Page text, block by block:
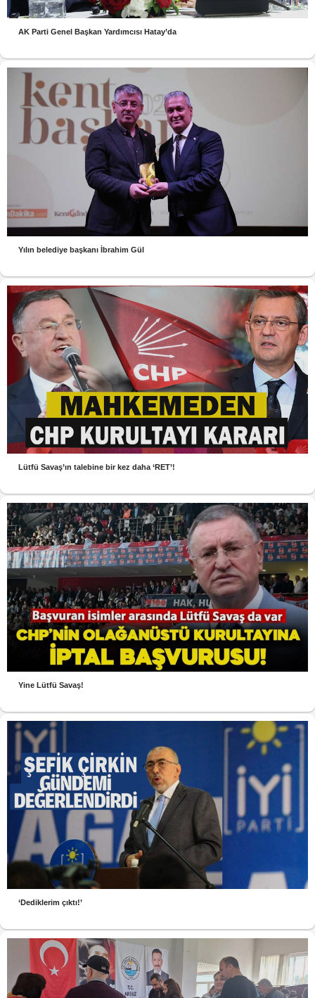
AK Parti Genel Başkan Yardımcısı Hatay’da
Yılın belediye başkanı İbrahim Gül
Lütfü Savaş’ın talebine bir kez daha ‘RET’!
Yine Lütfü Savaş!
‘Dediklerim çıktı!’